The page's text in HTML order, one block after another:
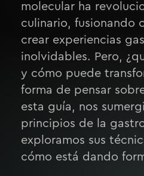
molecular ha
culinario, fusionando
crear experiencias
inolvidables. Pero,
y cómo puede
forma de pensar
esta guía, nos
principios de la
exploramos sus
cómo está dando